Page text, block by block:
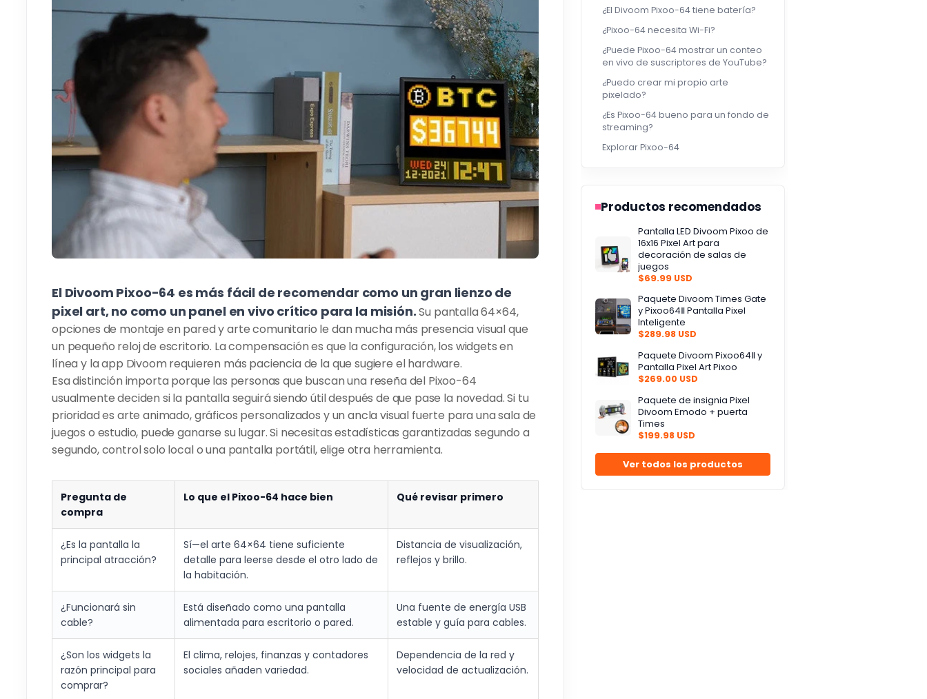
El Divoom Pixoo-64 es más fácil de recomendar como un gran lienzo de
pixel art, no como un panel en vivo crítico para la misión.Su pantalla 64×64,
opciones de montaje en pared y arte comunitario le dan mucha más presencia visual que
un pequeño reloj de escritorio. La compensación es que la configuración, los widgets en
línea y la app Divoom requieren más paciencia de la que sugiere el hardware.
Esa distinción importa porque las personas que buscan una reseña del Pixoo-64
usualmente deciden si la pantalla seguirá siendo útil después de que pase la novedad. Si tu
prioridad es arte animado, gráficos personalizados y un ancla visual fuerte para una sala de
juegos o estudio, puede ganarse su lugar. Si necesitas estadísticas garantizadas segundo a
segundo, control solo local o una pantalla portátil, elige otra herramienta.
Pregunta de
compra
Lo que el Pixoo-64 hace bien Qué revisar primero
¿Es la pantalla la
principal atracción?
Sí—el arte 64×64 tiene suficiente
detalle para leerse desde el otro lado de
la habitación.
Distancia de visualización,
reflejos y brillo.
¿Funcionará sin
cable?
Está diseñado como una pantalla
alimentada para escritorio o pared.
Una fuente de energía USB
estable y guía para cables.
¿Son los widgets la
razón principal para
comprar?
El clima, relojes, finanzas y contadores
sociales añaden variedad.
Dependencia de la red y
velocidad de actualización.
¿El Divoom Pixoo-64 tiene batería?
¿Pixoo-64 necesita Wi-Fi?
¿Puede Pixoo-64 mostrar un conteo
en vivo de suscriptores de YouTube?
¿Puedo crear mi propio arte
pixelado?
¿Es Pixoo-64 bueno para un fondo de
streaming?
Explorar Pixoo-64
Productos recomendados
Pantalla LED Divoom Pixoo de
16x16 Pixel Art para
decoración de salas de
juegos
$69.99 USD
Paquete Divoom Times Gate
y Pixoo64Ⅱ Pantalla Pixel
Inteligente
$289.98 USD
Paquete Divoom Pixoo64Ⅱ y
Pantalla Pixel Art Pixoo
$269.00 USD
Paquete de insignia Pixel
Divoom Emodo + puerta
Times
$199.98 USD
Ver todos los productos